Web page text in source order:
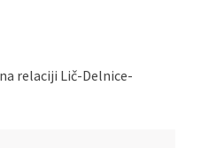
relaciji Lič-Delnice-